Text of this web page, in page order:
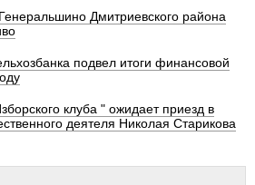
Дмитриевского района
подвел итоги финансовой
клуба " ожидает приезд в
деятеля Николая Старикова